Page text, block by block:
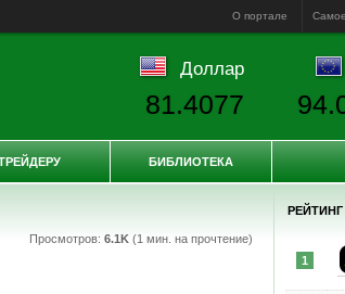
О портале
Просмотров: 6.1K(1 мин. на прочтение)
1
Доллар
81.4077
БИБЛИОТЕКА